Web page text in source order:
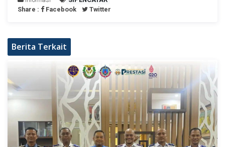
Share :
Facebook Twitter
Berita Terkait